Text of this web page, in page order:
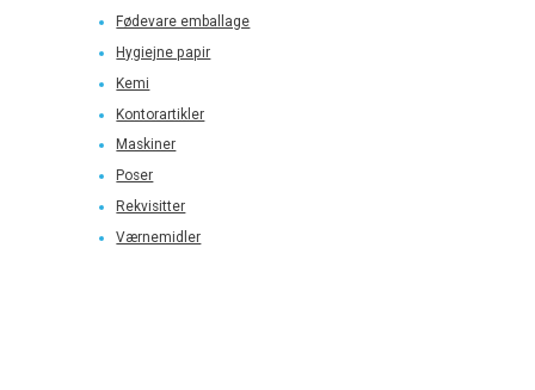
Fødevare emballage
Hygiejne papir
Kemi
Kontorartikler
Maskiner
Poser
Rekvisitter
Værnemidler